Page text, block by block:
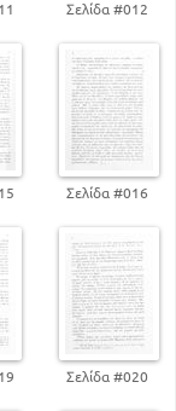
Σελίδα #012
Σελίδα #016
Σελίδα #020